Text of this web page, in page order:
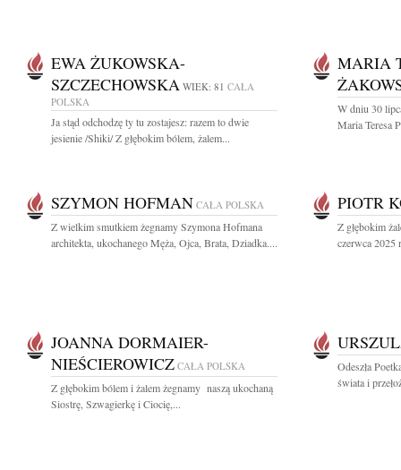
EWA ŻUKOWSKA-
SZCZECHOWSKA WIEK: 81 CAŁA
POLSKA
Ja stąd odchodzę ty tu zostajesz: razem to dwie
jesienie /Shiki/ Z głębokim bólem, żalem...
MARIA
W dniu 30
Maria Teresa
SZYMON HOFMAN CAŁA POLSKA
Z wielkim smutkiem żegnamy Szymona Hofmana
architekta, ukochanego Męża, Ojca, Brata, Dziadka....
PIOTR
Z głębokim
czerwca 2025
JOANNA DORMAIER-
NIEŚCIEROWICZ CAŁA POLSKA
Z głębokim bólem i żalem żegnamy naszą ukochaną
Siostrę, Szwagierkę i Ciocię,...
Odeszła
świata i